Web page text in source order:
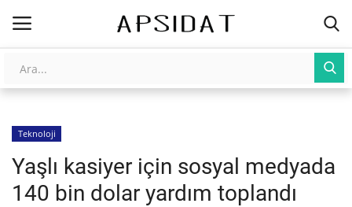
Giriş Kayıt Ol
AnaSayfa
Galeri
Teknoloji
Yaşlı kasiyer için sosyal medyada
140 bin dolar yardım toplandı